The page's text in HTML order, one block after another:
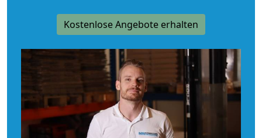
Kostenlose Angebote erhalten